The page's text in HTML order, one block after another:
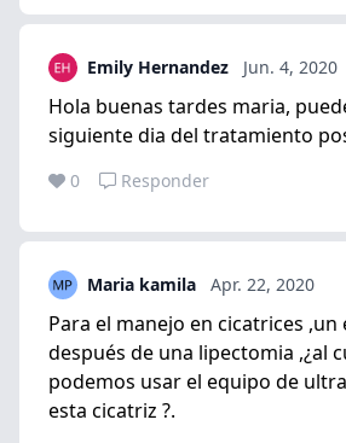
Emily Hernandez Jun. 4, 2020
Hola buenas tardes maria,
siguiente dia del tratamiento
0 Responder
Maria kamila Apr. 22, 2020
Para el manejo en cicatrices ,un
después de una lipectomia ,¿al
podemos usar el equipo de
esta cicatriz ?.